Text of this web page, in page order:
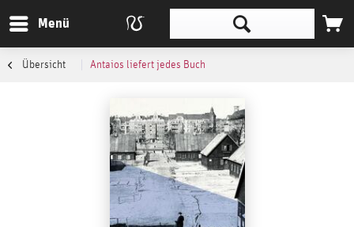
Menü
Übersicht Antaios liefert jedes Buch